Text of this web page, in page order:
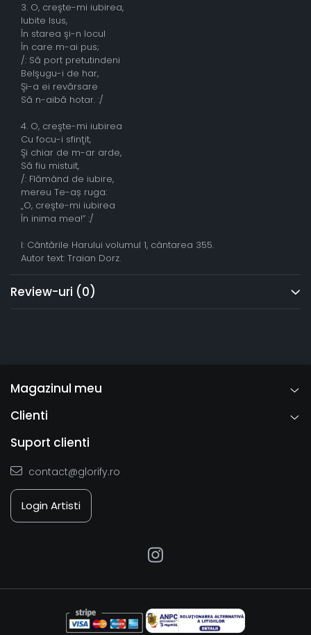
3. O, creşte-mi iubirea,
Iubite Isus,
În starea şi-n locul
În care m-ai pus;
/: Să port pretutindeni
Belşugu-i de har,
Şi-a ei revărsare
Să n-aibă hotar. :/
4. O, creşte-mi iubirea
Cu focu-i sfinţit,
Şi chiar de m-ar arde,
Să fiu mistuit,
/: Flămând de iubire,
mereu Te-aș ruga:
„O, creşte-mi iubirea
În inima mea!” :/
I: Cântările Harului volumul 1, cântarea 355.
Autor text: Traian Dorz.
Review-uri (0)
Magazinul meu
Clienti
Suport clienti
contact@glorify.ro
Login Artisti